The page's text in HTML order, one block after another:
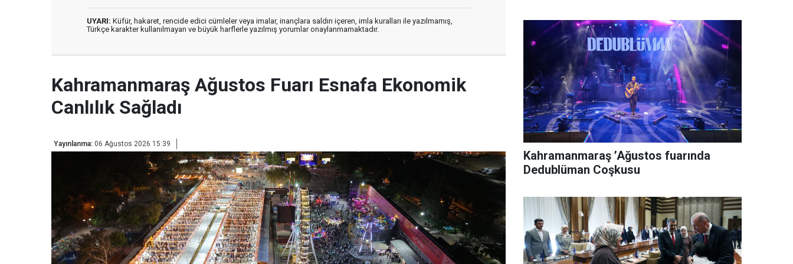
UYARI: Küfür, hakaret, rencide edici cümleler veya imalar, inançlara saldırı içeren, imla kuralları ile yazılmamış,
Türkçe karakter kullanılmayan ve büyük harflerle yazılmış yorumlar onaylanmamaktadır.
Kahramanmaraş Ağustos Fuarı Esnafa Ekonomik
Canlılık Sağladı
Yayınlanma: 06 Ağustos 2026 15:39
Kahramanmaraş ’Ağustos fuarında
Dedublüman Coşkusu